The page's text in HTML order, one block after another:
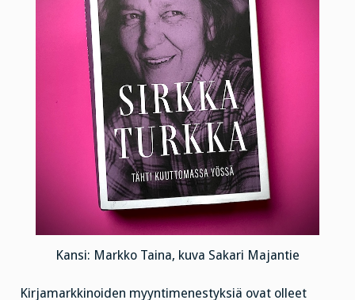
Kansi: Markko Taina, kuva Sakari Majantie
Kirjamarkkinoiden myyntimenestyksiä ovat olleet